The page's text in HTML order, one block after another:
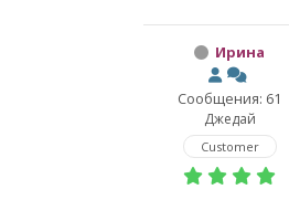
Ирина
Сообщения: 61
Джедай
Customer